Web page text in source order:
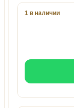
1 в наличии